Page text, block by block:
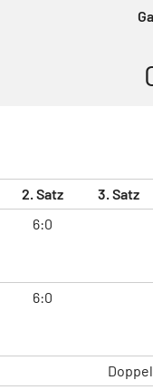
2. Satz 3. Satz
6:0
6:0
Doppel